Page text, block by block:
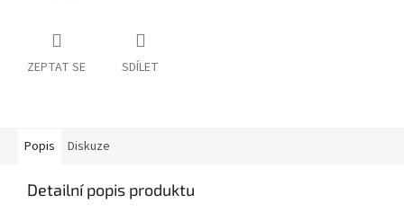
ZEPTAT SE SDÍLET
Popis Diskuze
Detailní popis produktu